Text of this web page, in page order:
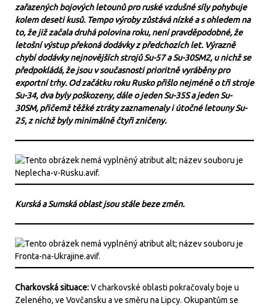
zařazených bojových letounů pro ruské vzdušné síly pohybuje
kolem deseti kusů. Tempo výroby zůstává nízké a s ohledem na
to, že již začala druhá polovina roku, není pravděpodobné, že
letošní výstup překoná dodávky z předchozích let. Výrazně
chybí dodávky nejnovějších strojů Su-57 a Su-30SM2, u nichž se
předpokládá, že jsou v současnosti prioritně vyráběny pro
exportní trhy. Od začátku roku Rusko přišlo nejméně o tři stroje
Su-34, dva byly poškozeny, dále o jeden Su-35S a jeden Su-
30SM, přičemž těžké ztráty zaznamenaly i útočné letouny Su-
25, z nichž byly minimálně čtyři zničeny.
Kurská a Sumská oblast jsou stále beze změn.
Charkovská situace:V charkovské oblasti pokračovaly boje u
Zeleného, ve Vovčansku a ve směru na Lipcy. Okupantům se